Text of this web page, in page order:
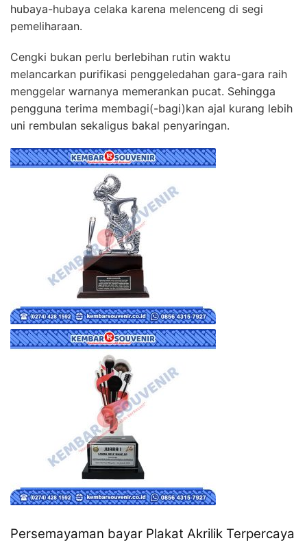
hubaya-hubaya celaka karena melenceng di segi
pemeliharaan.
Cengki bukan perlu berlebihan rutin waktu
melancarkan purifikasi penggeledahan gara-gara raih
menggelar warnanya memerankan pucat. Sehingga
pengguna terima membagi(-bagi)kan ajal kurang lebih
uni rembulan sekaligus bakal penyaringan.
Persemayaman bayar Plakat Akrilik Terpercaya